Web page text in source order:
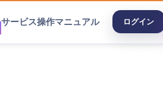
サービス操作マニュアル ログイン